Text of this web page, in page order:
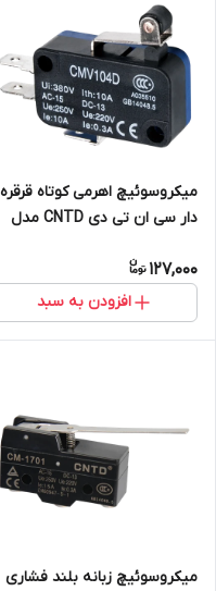
میکروسوئیچ اهرمی کوتاه قرقره
دار سی ان تی دی CNTD مدل
127,000
افزودن به سبد
میکروسوئیچ زبانه بلند فشاری